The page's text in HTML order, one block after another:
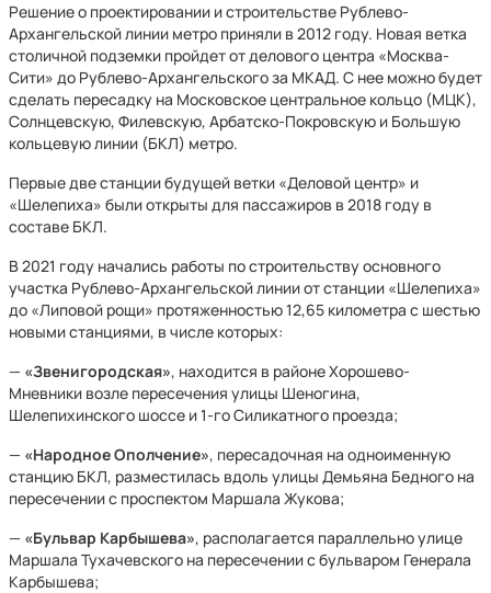
Решение о проектировании и строительстве Рублево-
Архангельской линии метро приняли в 2012 году. Новая ветка
столичной подземки пройдет от делового центра «Москва-
Сити» до Рублево-Архангельского за МКАД. С нее можно будет
сделать пересадку на Московское центральное кольцо (МЦК),
Солнцевскую, Филевскую, Арбатско-Покровскую и Большую
кольцевую линии (БКЛ) метро.
Первые две станции будущей ветки «Деловой центр» и
«Шелепиха» были открыты для пассажиров в 2018 году в
составе БКЛ.
В 2021 году начались работы по строительству основного
участка Рублево-Архангельской линии от станции «Шелепиха»
до «Липовой рощи» протяженностью 12,65 километра с шестью
новыми станциями, в числе которых:
— «Звенигородская», находится в районе Хорошево-
Мневники возле пересечения улицы Шеногина,
Шелепихинского шоссе и 1-го Силикатного проезда;
— «Народное Ополчение», пересадочная на одноименную
станцию БКЛ, разместилась вдоль улицы Демьяна Бедного на
пересечении с проспектом Маршала Жукова;
— «Бульвар Карбышева», располагается параллельно улице
Маршала Тухачевского на пересечении с бульваром Генерала
Карбышева;